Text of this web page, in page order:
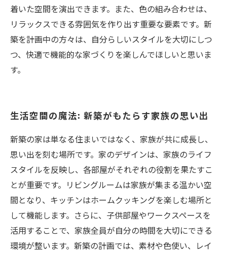
着いた空間を演出できます。また、色の組み合わせは、
リラックスできる雰囲気を作り出す重要な要素です。新
築を計画中の方々は、自分らしいスタイルを大切にしつ
つ、快適で機能的な家づくりを楽しんでほしいと思いま
す。
生活空間の魔法: 新築がもたらす家族の思い出
新築の家は単なる住まいではなく、家族が共に成長し、
思い出を刻む場所です。家のデザインは、家族のライフ
スタイルを反映し、各部屋がそれぞれの役割を果たすこ
とが重要です。リビングルームは家族が集まる温かい空
間となり、キッチンはホームクッキングを楽しむ場所と
して機能します。さらに、子供部屋やワークスペースを
活用することで、家族全員が自分の時間を大切にできる
環境が整います。新築の計画では、素材や色使い、レイ